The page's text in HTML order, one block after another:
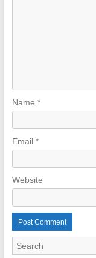
Name *
Email *
Website